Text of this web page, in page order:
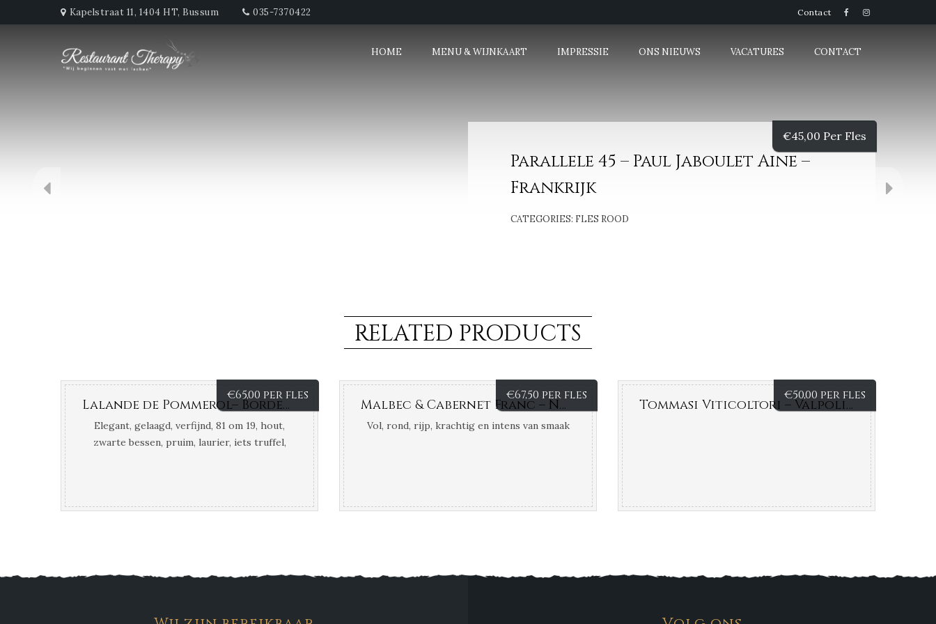
Contact
Kapelstraat 11, 1404 HT, Bussum 035-7370422
HOME MENU & WIJNKAART IMPRESSIE ONS NIEUWS VACATURES CONTACT
Parallele 45 – Paul Jaboulet Aine –
Frankrijk
CATEGORIES: FLES ROOD
€45,00 Per Fles
RELATED PRODUCTS
€65,00 per fles
Lalande de Pommerol– Bordeaux – Frankrijk
Elegant, gelaagd, verfijnd, 81 om 19, hout,
zwarte bessen, pruim, laurier, iets truffel,
€67,50 per fles
Malbec & Cabernet Franc – Norton – Mendoza – Argentinië
Vol, rond, rijp, krachtig en intens van smaak
€50,00 per fles
Tommasi Viticoltori – Valpolicella – Ripasso – Italië